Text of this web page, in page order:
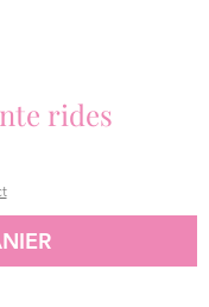
rides